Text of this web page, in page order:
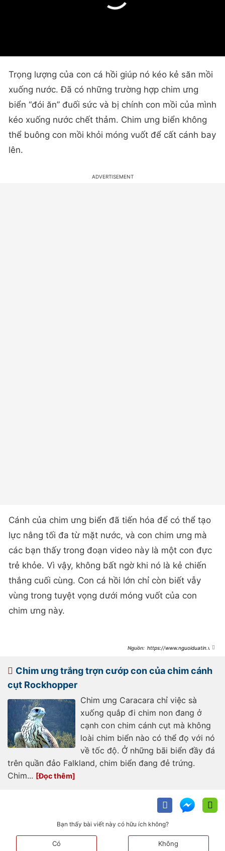
Trọng lượng của con cá hồi giúp nó kéo kẻ săn mồi
xuống nước. Đã có những trường hợp chim ưng
biển “đói ăn” đuối sức và bị chính con mồi của mình
kéo xuống nước chết thảm. Chim ưng biển không
thể buông con mồi khỏi móng vuốt để cất cánh bay
lên.
Cánh của chim ưng biển đã tiến hóa để có thể tạo
lực nâng tối đa từ mặt nước, và con chim ưng mà
các bạn thấy trong đoạn video này là một con đực
trẻ khỏe. Vì vậy, không bất ngờ khi nó là kẻ chiến
thắng cuối cùng. Con cá hồi lớn chỉ còn biết vẫy
vùng trong tuyệt vọng dưới móng vuốt của con
chim ưng này.
https://www.nguoiduatin.vn/
a484630.html
Chim ưng trắng trợn cướp con của chim cánh
cụt Rockhopper
Chim ưng Caracara chỉ việc sà
xuống quắp đi chim non đang ở
cạnh con chim cánh cụt mà không
loài chim biển nào có thể đọ với nó
về tốc độ. Ở những bãi biển đầy đá
trên quần đảo Falkland, chim biển đang đẻ trứng.
Chim...
Bạn thấy bài viết này có hữu ích không?
Có Không